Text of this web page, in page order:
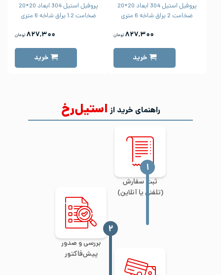
پروفیل استیل 304 ابعاد 20*20
ضخامت 2 براق شاخه 6 متری
۸۲۷,۳۰۰ تومان
خرید
پروفیل استیل 304 ابعاد 20*20
ضخامت 1.2 براق شاخه 6 متری
۸۲۷,۳۰۰ تومان
خرید
راهنمای خرید از استیل‌رخ
ثبت سفارش
(تلفنی یا آنلاین)
‍۱
بررسی و صدور
پیش‌فاکتور
‍۲